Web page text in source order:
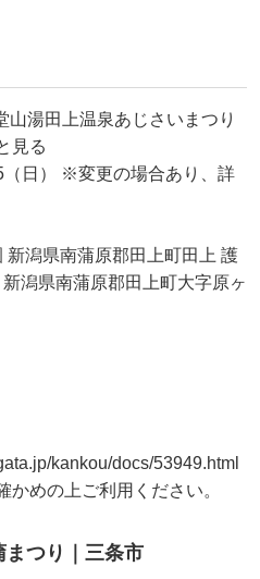
山湯田上温泉あじさいまつり
見る
（日） ※変更の場合あり、詳
潟県南蒲原郡田上町田上 護
潟県南蒲原郡田上町大字原ヶ
kankou/docs/53949.html
めの上ご利用ください。
まつり｜三条市